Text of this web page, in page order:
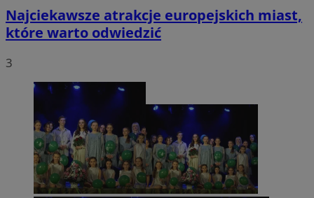
Najciekawsze atrakcje europejskich miast,
które warto odwiedzić
3